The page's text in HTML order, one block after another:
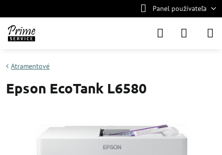
Panel používateľa
Atramentové
Epson EcoTank L6580